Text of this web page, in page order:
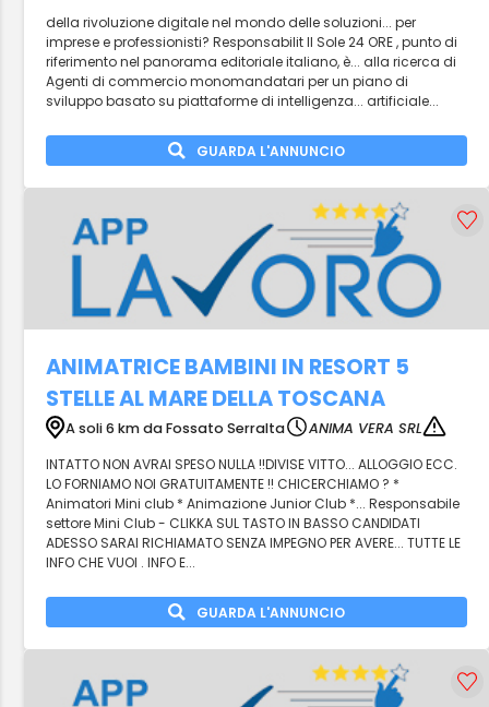
della rivoluzione digitale nel mondo delle soluzioni... per
imprese e professionisti? Responsabilit Il Sole 24 ORE , punto di
riferimento nel panorama editoriale italiano, è... alla ricerca di
Agenti di commercio monomandatari per un piano di
sviluppo basato su piattaforme di intelligenza... artificiale...
GUARDA L'ANNUNCIO
ANIMATRICE BAMBINI IN RESORT 5
STELLE AL MARE DELLA TOSCANA
A soli 6 km da Fossato Serralta
ANIMA VERA SRL
INTATTO NON AVRAI SPESO NULLA !!DIVISE VITTO... ALLOGGIO ECC.
LO FORNIAMO NOI GRATUITAMENTE !! CHICERCHIAMO ? *
Animatori Mini club * Animazione Junior Club *... Responsabile
settore Mini Club - CLIKKA SUL TASTO IN BASSO CANDIDATI
ADESSO SARAI RICHIAMATO SENZA IMPEGNO PER AVERE... TUTTE LE
INFO CHE VUOI . INFO E...
GUARDA L'ANNUNCIO